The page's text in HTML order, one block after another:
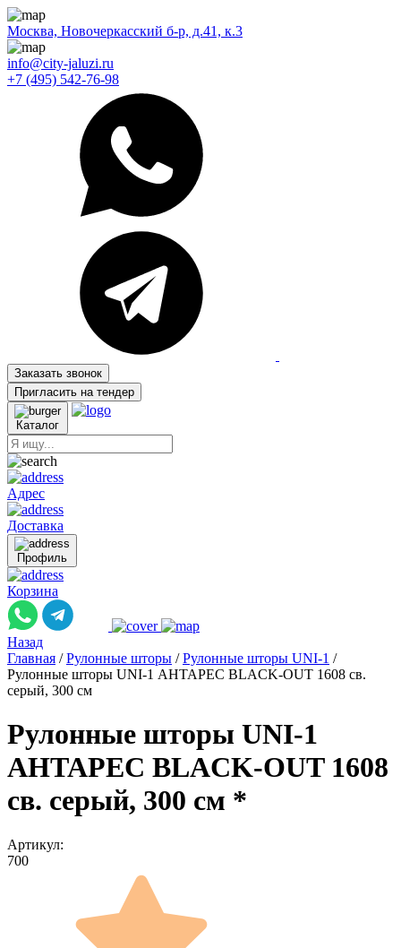
Москва, Новочеркасский б-р, д.41, к.3
info@city-jaluzi.ru
+7 (495) 542-76-98
Заказать звонок
Пригласить на тендер
Каталог
Адрес
Доставка
Профиль
Корзина
Назад
Главная / Рулонные шторы / Рулонные шторы UNI-1 /
Рулонные шторы UNI-1 АНТАРЕС BLACK-OUT 1608 св.
серый, 300 см
Рулонные шторы UNI-1
АНТАРЕС BLACK-OUT 1608
св. серый, 300 см *
Артикул:
700